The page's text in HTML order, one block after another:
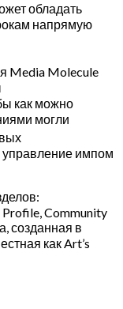
обладать
напрямую
Media Molecule
как можно
могли
импом
Profile, Community
созданная в
как Art’s